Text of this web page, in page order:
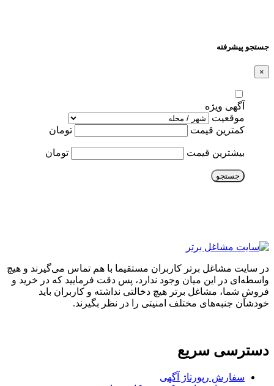
جستجو پیشرفته
×
آگهی ویژه
موقعیت
کمترین قیمت
تومان
بیشترین قیمت تومان
جستجو
در سایت مشاغل برتر کاربران مستقیما با هم تماس می‌گیرند و هیچ
واسطه‌ای در این میان وجود ندارد، پس دقت فرمایید که در خرید و
فروشِ شما، مشاغل برتر هیچ دخالتی نداشته و کاربران باید
خودشان جنبه‌های مختلف امنیتی را در نظر بگیرند.
دسترسی سریع
سفارش رپورتاژ آگهی